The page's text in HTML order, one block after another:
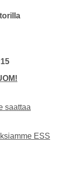
saattaa
ESS